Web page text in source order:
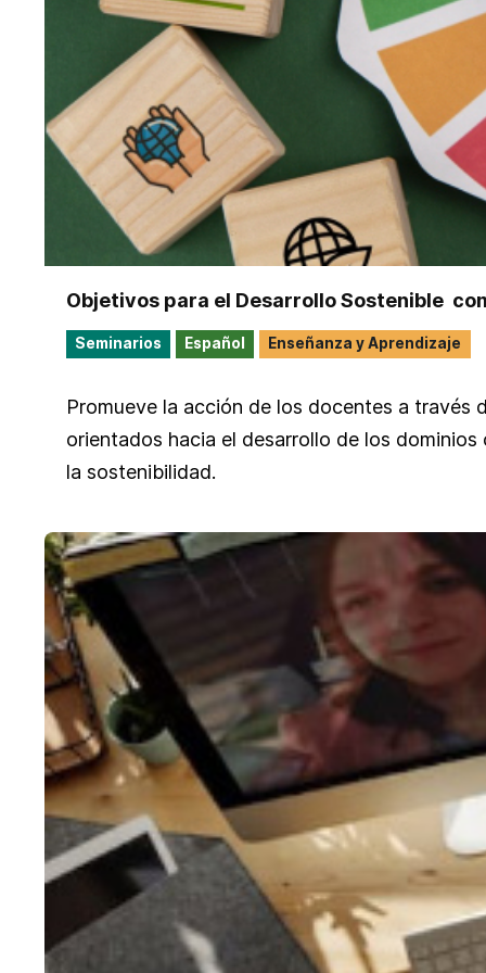
Objetivos para el Desarrollo Sostenible
Seminarios Español Enseñanza y Aprendizaje
Promueve la acción de los docentes a través
orientados hacia el desarrollo de los
la sostenibilidad.